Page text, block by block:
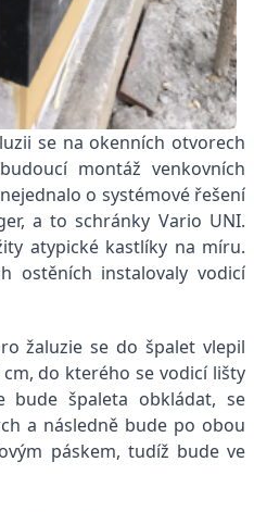
se na okenních otvorech
montáž venkovních
o systémové řešení
a to schránky Vario UNI.
atypické kastlíky na míru.
ostěních instalovaly vodicí
žaluzie se do špalet vlepil
do kterého se vodicí lišty
bude špaleta obkládat, se
a následně bude po obou
páskem, tudíž bude ve